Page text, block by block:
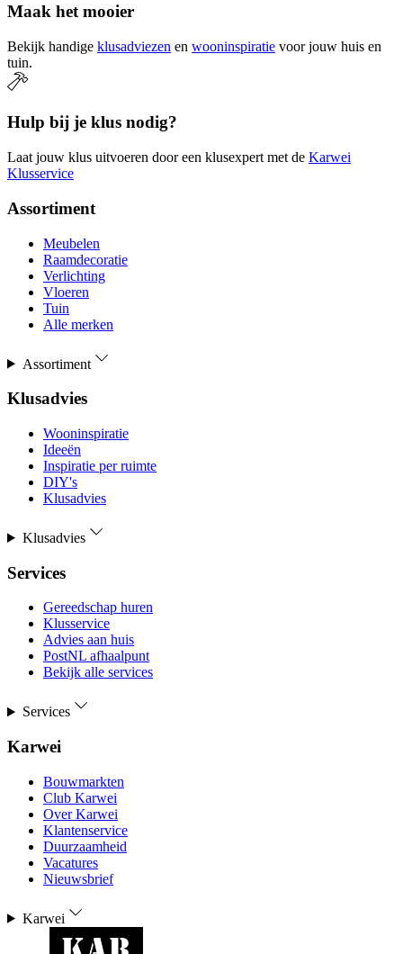
Maak het mooier
Bekijk handige klusadviezen en wooninspiratie voor jouw huis en
tuin.
Hulp bij je klus nodig?
Laat jouw klus uitvoeren door een klusexpert met de Karwei
Klusservice
Assortiment
Meubelen
Raamdecoratie
Verlichting
Vloeren
Tuin
Alle merken
Assortiment
Klusadvies
Wooninspiratie
Ideeën
Inspiratie per ruimte
DIY's
Klusadvies
Klusadvies
Services
Gereedschap huren
Klusservice
Advies aan huis
PostNL afhaalpunt
Bekijk alle services
Services
Karwei
Bouwmarkten
Club Karwei
Over Karwei
Klantenservice
Duurzaamheid
Vacatures
Nieuwsbrief
Karwei